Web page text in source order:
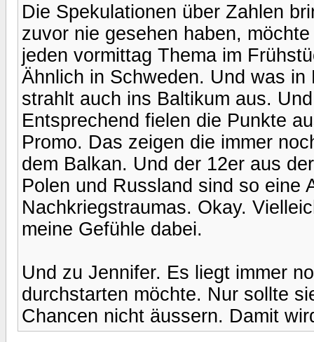
Die Spekulationen über Zahlen
zuvor nie gesehen haben,
jeden vormittag Thema im
Ähnlich in Schweden. Und was
strahlt auch ins Baltikum aus.
Entsprechend fielen die Punkte
Promo. Das zeigen die immer
dem Balkan. Und der 12er aus
Polen und Russland sind so eine
Nachkriegstraumas. Okay.
meine Gefühle dabei.
Und zu Jennifer. Es liegt immer
durchstarten möchte. Nur sollte
Chancen nicht äussern. Damit